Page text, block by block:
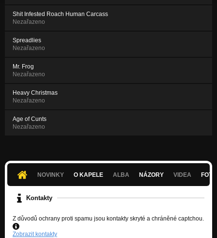
Shit Infested Roach Human Carcass
Nezařazeno
Spreadlies
Nezařazeno
Mr. Frog
Nezařazeno
Heavy Christmas
Nezařazeno
Age of Cunts
Nezařazeno
NOVINKY O KAPELE ALBA NÁZORY VIDEA
Kontakty
Z důvodů ochrany proti spamu jsou kontakty skryté a chráněné captchou.
Zobrazit kontakty